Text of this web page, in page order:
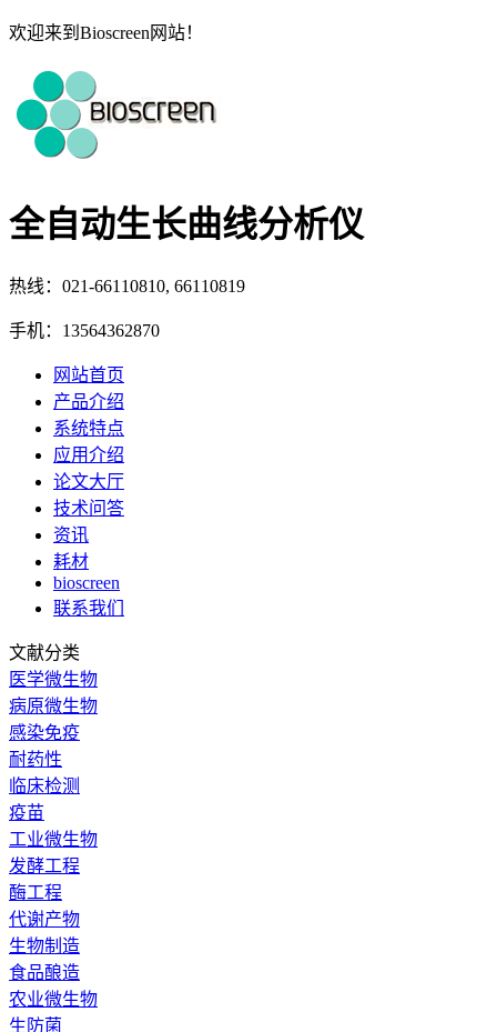
欢迎来到Bioscreen网站！
全自动生长曲线分析仪
热线：021-66110810, 66110819
手机：13564362870
网站首页
产品介绍
系统特点
应用介绍
论文大厅
技术问答
资讯
耗材
bioscreen
联系我们
文献分类
医学微生物
病原微生物
感染免疫
耐药性
临床检测
疫苗
工业微生物
发酵工程
酶工程
代谢产物
生物制造
食品酿造
农业微生物
生防菌